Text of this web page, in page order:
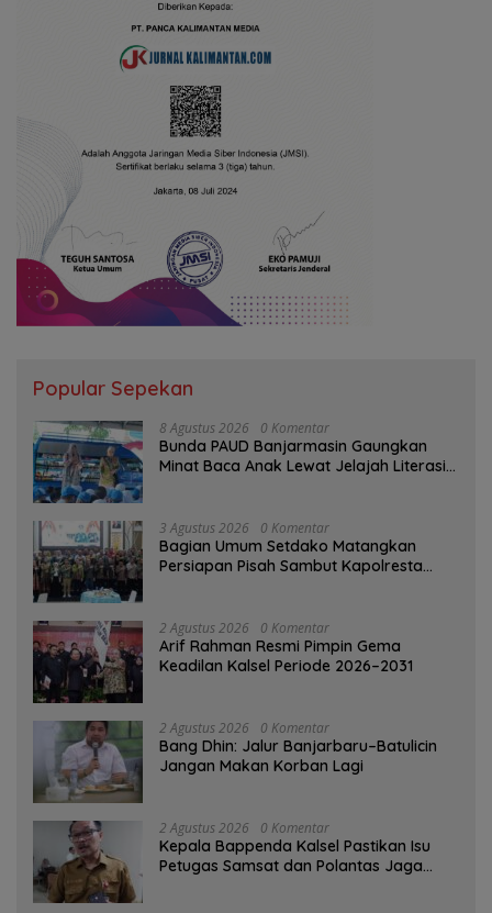
Popular Sepekan
8 Agustus 2026 0 Komentar
Bunda PAUD Banjarmasin Gaungkan
Minat Baca Anak Lewat Jelajah Literasi
3 Agustus 2026 0 Komentar
Bagian Umum Setdako Matangkan
Persiapan Pisah Sambut Kapolresta
2 Agustus 2026 0 Komentar
Arif Rahman Resmi Pimpin Gema
Keadilan Kalsel Periode 2026–2031
2 Agustus 2026 0 Komentar
Bang Dhin: Jalur Banjarbaru–Batulicin
Jangan Makan Korban Lagi
2 Agustus 2026 0 Komentar
Kepala Bappenda Kalsel Pastikan Isu
Petugas Samsat dan Polantas Jaga